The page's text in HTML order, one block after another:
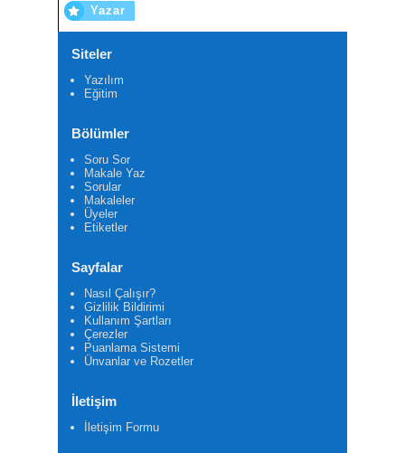
Yazar
Siteler
Yazılım
Eğitim
Bölümler
Soru Sor
Makale Yaz
Sorular
Makaleler
Üyeler
Etiketler
Sayfalar
Nasıl Çalışır?
Gizlilik Bildirimi
Kullanım Şartları
Çerezler
Puanlama Sistemi
Ünvanlar ve Rozetler
İletişim
İletişim Formu